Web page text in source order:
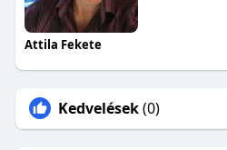
Attila Fekete
Kedvelések(0)